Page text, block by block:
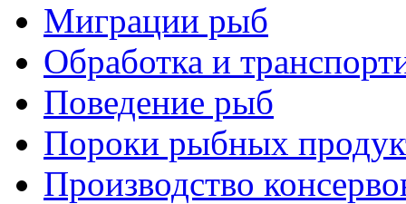
Миграции рыб
Обработка и
Поведение рыб
Пороки рыбных
Производство